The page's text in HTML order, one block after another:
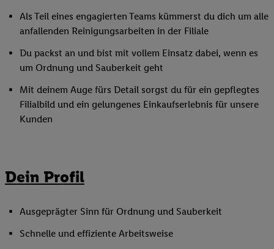
Als Teil eines engagierten Teams kümmerst du dich um alle
anfallenden Reinigungsarbeiten in der Filiale
Du packst an und bist mit vollem Einsatz dabei, wenn es
um Ordnung und Sauberkeit geht
Mit deinem Auge fürs Detail sorgst du für ein gepflegtes
Filialbild und ein gelungenes Einkaufserlebnis für unsere
Kunden
Dein Profil
Ausgeprägter Sinn für Ordnung und Sauberkeit
Schnelle und effiziente Arbeitsweise